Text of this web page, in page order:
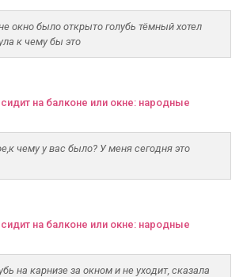
окно было открыто голубь тёмный хотел
к чему бы это
на балконе или окне: народные
чему у вас было? У меня сегодня это
на балконе или окне: народные
на карнизе за окном и не уходит, сказала